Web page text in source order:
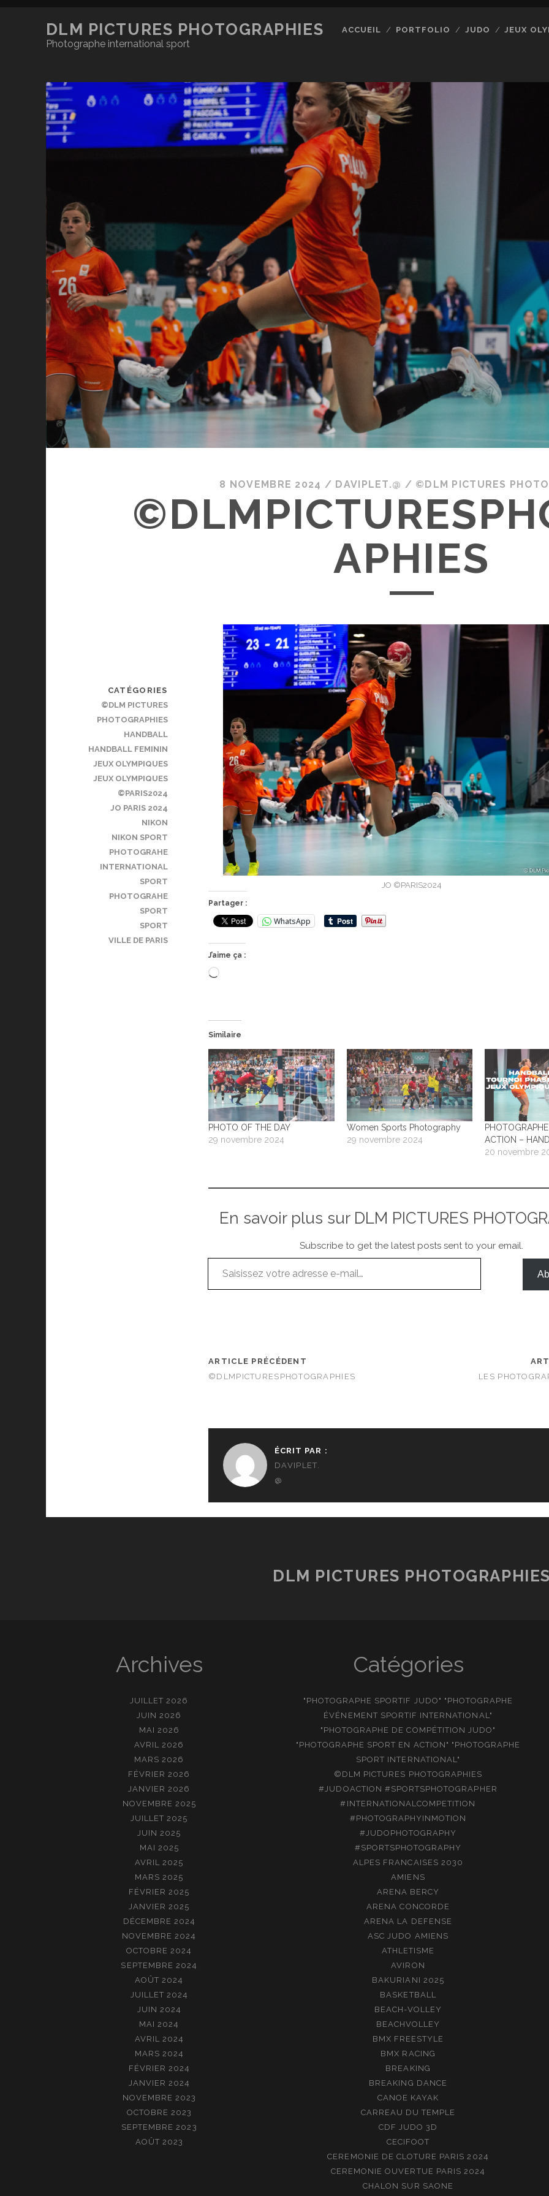
DLM PICTURES PHOTOGRAPHIES
Photographe international sport
ACCUEIL PORTFOLIO JUDO JEUX
8 NOVEMBRE 2024 / DAVIPLET.@ / ©DLM PICTURES
APHIES
JO ©PARIS2024
Partager :
WhatsApp
J’aime ça :
Chargement…
Similaire
PHOTO OF THE DAY
29 novembre 2024
Women Sports Photography
29 novembre 2024
ACTION –
20 novembre
En savoir plus sur DLM PICTURES
Subscribe to get the latest posts sent to your email.
Saisissez votre adresse e-mail…
ARTICLE PRÉCÉDENT
©DLMPICTURESPHOTOGRAPHIES
LES
CATÉGORIES
©DLM PICTURES
PHOTOGRAPHIES
HANDBALL
HANDBALL FEMININ
JEUX OLYMPIQUES
JEUX OLYMPIQUES
©PARIS2024
JO PARIS 2024
NIKON
NIKON SPORT
PHOTOGRAHE
INTERNATIONAL
SPORT
PHOTOGRAHE
SPORT
SPORT
VILLE DE PARIS
ÉCRIT PAR :
DAVIPLET.
@
DLM PICTURES PHOTOGRAPHIES
Archives
JUILLET 2026
JUIN 2026
MAI 2026
AVRIL 2026
MARS 2026
FÉVRIER 2026
JANVIER 2026
NOVEMBRE 2025
JUILLET 2025
JUIN 2025
MAI 2025
AVRIL 2025
MARS 2025
FÉVRIER 2025
JANVIER 2025
DÉCEMBRE 2024
NOVEMBRE 2024
OCTOBRE 2024
SEPTEMBRE 2024
AOÛT 2024
JUILLET 2024
JUIN 2024
MAI 2024
AVRIL 2024
MARS 2024
FÉVRIER 2024
JANVIER 2024
NOVEMBRE 2023
OCTOBRE 2023
SEPTEMBRE 2023
AOÛT 2023
Catégories
"PHOTOGRAPHE SPORTIF JUDO" "PHOTOGRAPHE
ÉVÉNEMENT SPORTIF INTERNATIONAL"
"PHOTOGRAPHE DE COMPÉTITION JUDO"
"PHOTOGRAPHE SPORT EN ACTION" "PHOTOGRAPHE
SPORT INTERNATIONAL"
©DLM PICTURES PHOTOGRAPHIES
#JUDOACTION #SPORTSPHOTOGRAPHER
#INTERNATIONALCOMPETITION
#PHOTOGRAPHYINMOTION
#JUDOPHOTOGRAPHY
#SPORTSPHOTOGRAPHY
ALPES FRANCAISES 2030
AMIENS
ARENA BERCY
ARENA CONCORDE
ARENA LA DEFENSE
ASC JUDO AMIENS
ATHLETISME
AVIRON
BAKURIANI 2025
BASKETBALL
BEACH-VOLLEY
BEACHVOLLEY
BMX FREESTYLE
BMX RACING
BREAKING
BREAKING DANCE
CANOE KAYAK
CARREAU DU TEMPLE
CDF JUDO 3D
CECIFOOT
CEREMONIE DE CLOTURE PARIS 2024
CEREMONIE OUVERTUE PARIS 2024
CHALON SUR SAONE